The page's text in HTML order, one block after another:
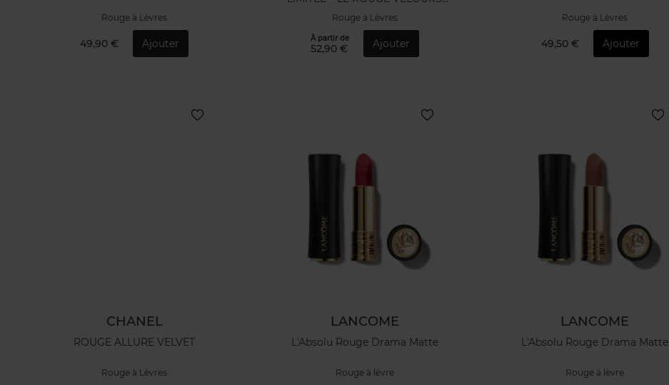
Rouge à Lèvres
49,90 € Ajouter
Rouge à Lèvres
À partir de
52,90 € Ajouter
Rouge à Lèvres
49,50 € Ajouter
CHANEL
ROUGE ALLURE VELVET
Rouge à Lèvres
LANCOME
L'Absolu Rouge Drama Matte
Rouge à lèvre
LANCOME
L'Absolu Rouge Drama Matte
Rouge à lèvre